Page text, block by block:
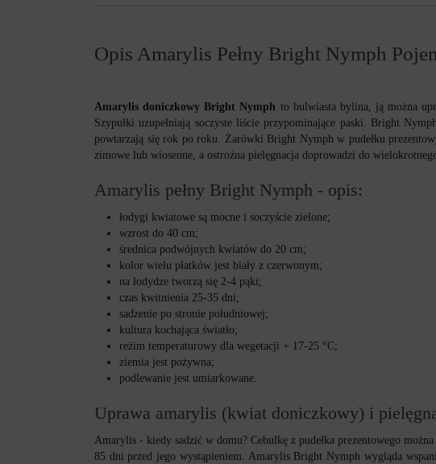
Opis Amarylis Pełny Bright Nymph
Amarylis doniczkowy Bright Nymph to bulwiasta bylina, ją można
Szypułki uzupełniają soczyste liście przypominające paski. Bright
powtarzają się rok po roku. Żarówki Bright Nymph w pudełku
zimowe lub wiosenne, a ostrożna pielęgnacja doprowadzi do
Amarylis pełny Bright Nymph - opis:
łodygi kwiatowe są mocne i soczyście zielone;
wzrost do 40 cm;
średnica podwójnych kwiatów do 20 cm;
kolor wielu płatków jest biały z czerwonym;
na łodydze tworzą się 2-4 pąki;
czas kwitnienia 25-35 dni;
sadzenie po stronie południowej;
kultura kochająca światło;
reżim temperaturowy dla wegetacji + 17-25 °С;
ziemia jest pożywna;
podlewanie jest umiarkowane.
Uprawa amarylis (kwiat doniczkowy) i
Amarylis - kiedy sadzić w domu? Cebulkę z pudełka prezentowego
85 dni przed jego wystąpieniem. Amarylis Bright Nymph wygląda